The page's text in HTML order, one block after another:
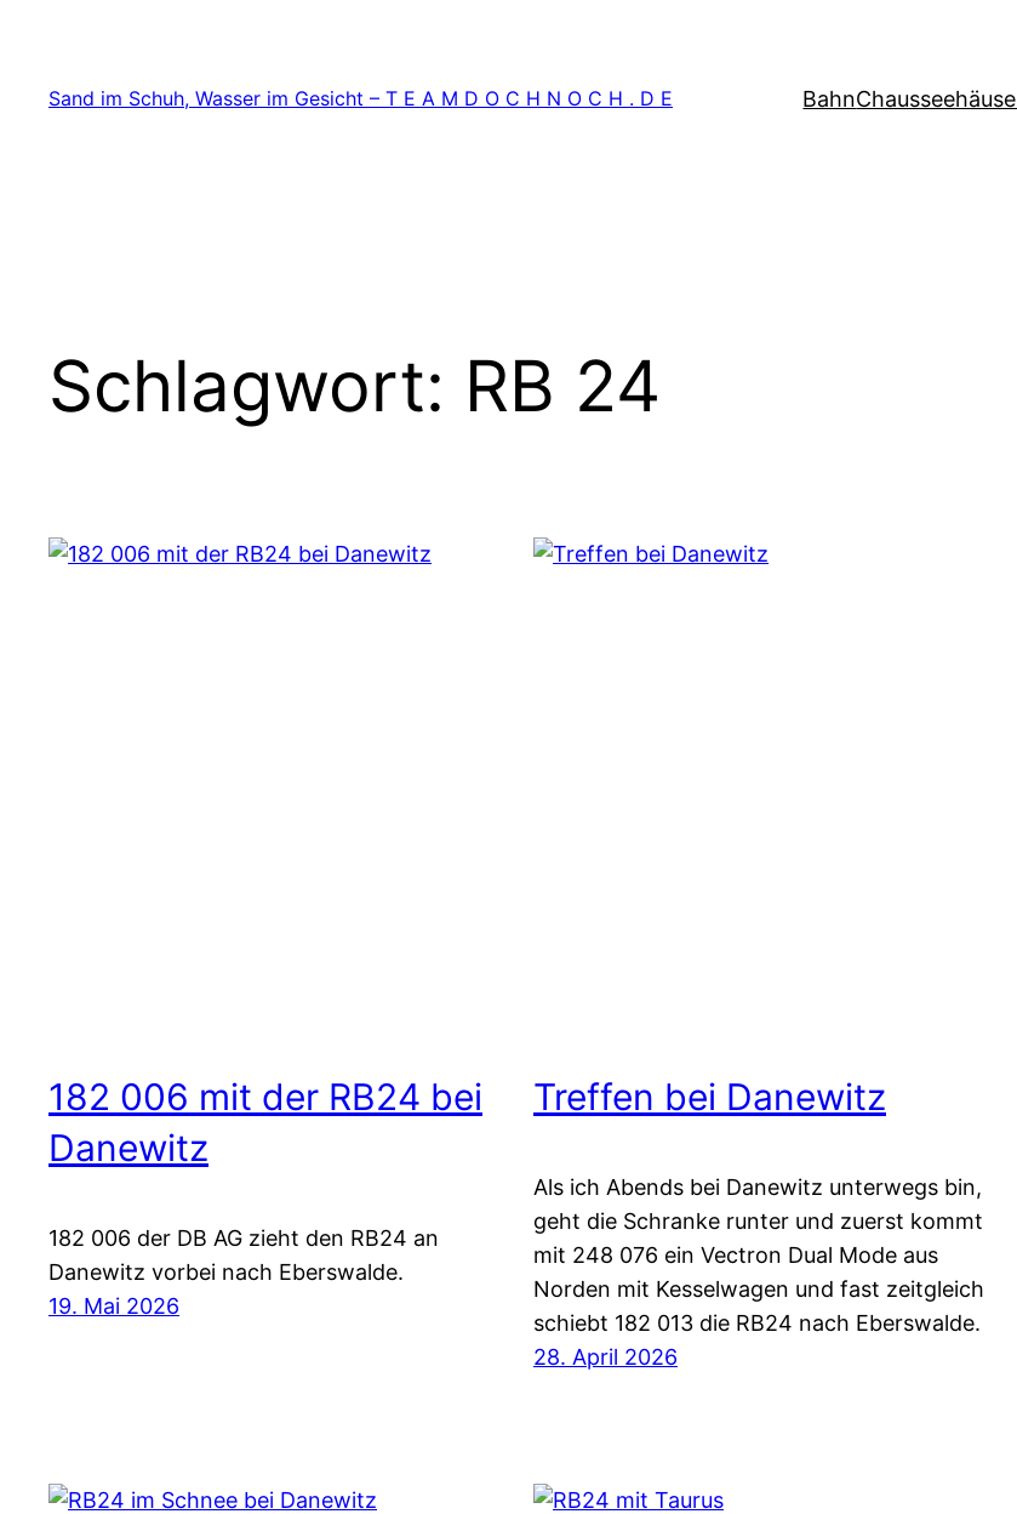
springen
Sand im Schuh, Wasser im Gesicht – T E A M D O C H N O C H . D E Bahn
Schlagwort: RB 24
182 006 mit der RB24 bei
Danewitz
182 006 der DB AG zieht den RB24 an
Danewitz vorbei nach Eberswalde.
19. Mai 2026
Treffen bei Danewitz
Als ich Abends bei Danewitz unterwegs bin,
geht die Schranke runter und zuerst kommt
mit 248 076 ein Vectron Dual Mode aus
Norden mit Kesselwagen und fast zeitgleich
schiebt 182 013 die RB24 nach Eberswalde.
28. April 2026